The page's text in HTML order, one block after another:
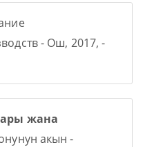
- Ош, 2017, -
жана
акын -